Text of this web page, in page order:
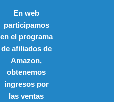
En web
participamos
en el programa
de afiliados de
Amazon,
obtenemos
ingresos por
las ventas